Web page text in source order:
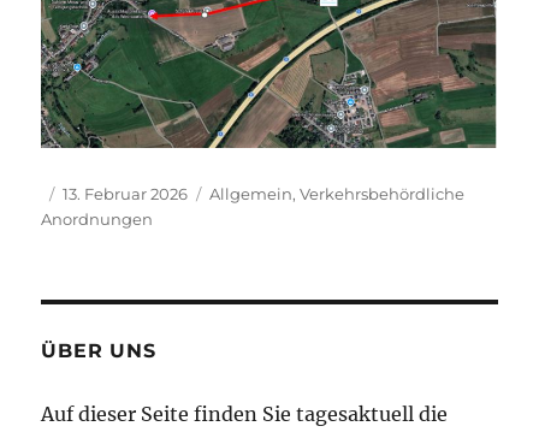
AutorVeröffentlicht
am
13. Februar 2026 Kategorien
Allgemein,Verkehrsbehördliche
Anordnungen
ÜBER UNS
Auf dieser Seite finden Sie tagesaktuell die